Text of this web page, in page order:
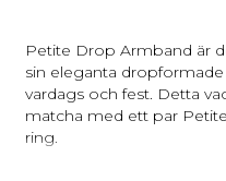
Petite Drop Armband är
sin eleganta
vardags och fest. Detta
matcha med ett par
ring.